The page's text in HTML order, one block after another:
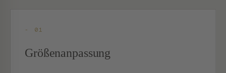
- 01
Größenanpassung